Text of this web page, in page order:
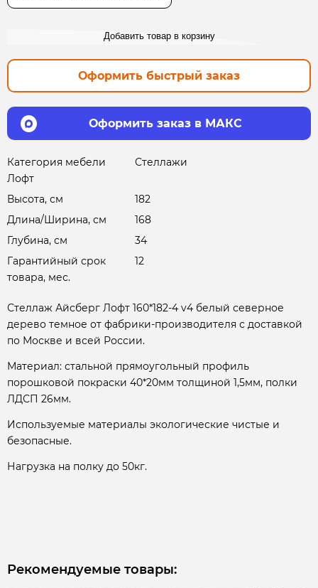
Добавить товар в корзину
Оформить быстрый заказ
Оформить заказ в МАКС
Категория мебели
Лофт
Стеллажи
Высота, см
182
Длина/Ширина, см
168
Глубина, см
34
Гарантийный срок
товара, мес.
12
Стеллаж Айсберг Лофт 160*182-4 v4 белый северное
дерево темное от фабрики-производителя с доставкой
по Москве и всей России.
Материал: стальной прямоугольный профиль
порошковой покраски 40*20мм толщиной 1,5мм, полки
ЛДСП 26мм.
Используемые материалы экологические чистые и
безопасные.
Нагрузка на полку до 50кг.
Рекомендуемые товары: